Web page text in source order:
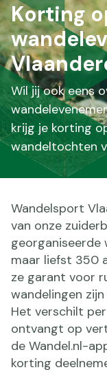
Korting
Wil jij ook eens
krijg je korting
wandeltochten
Wandelsport
van onze
georganiseerde
maar liefst 350
ze garant voor
wandelingen
Het verschilt
ontvangt op
de Wandel.nl-
korting